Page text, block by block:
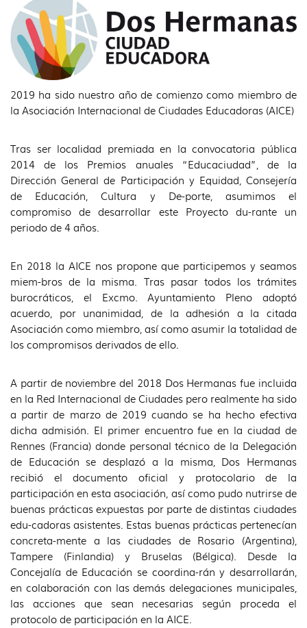
idioma
2019 ha sido nuestro año de comienzo como miembro de
la Asociación Internacional de Ciudades Educadoras (AICE)
Tras ser localidad premiada en la convocatoria pública
2014 de los Premios anuales “Educaciudad”, de la
Dirección General de Participación y Equidad, Consejería
de Educación, Cultura y De-porte, asumimos el
compromiso de desarrollar este Proyecto du-rante un
periodo de 4 años.
En 2018 la AICE nos propone que participemos y seamos
miem-bros de la misma. Tras pasar todos los trámites
burocráticos, el Excmo. Ayuntamiento Pleno adoptó
acuerdo, por unanimidad, de la adhesión a la citada
Asociación como miembro, así como asumir la totalidad de
los compromisos derivados de ello.
A partir de noviembre del 2018 Dos Hermanas fue incluida
en la Red Internacional de Ciudades pero realmente ha sido
a partir de marzo de 2019 cuando se ha hecho efectiva
dicha admisión. El primer encuentro fue en la ciudad de
Rennes (Francia) donde personal técnico de la Delegación
de Educación se desplazó a la misma, Dos Hermanas
recibió el documento oficial y protocolario de la
participación en esta asociación, así como pudo nutrirse de
buenas prácticas expuestas por parte de distintas ciudades
edu-cadoras asistentes. Estas buenas prácticas pertenecían
concreta-mente a las ciudades de Rosario (Argentina),
Tampere (Finlandia) y Bruselas (Bélgica). Desde la
Concejalía de Educación se coordina-rán y desarrollarán,
en colaboración con las demás delegaciones municipales,
las acciones que sean necesarias según proceda el
protocolo de participación en la AICE.